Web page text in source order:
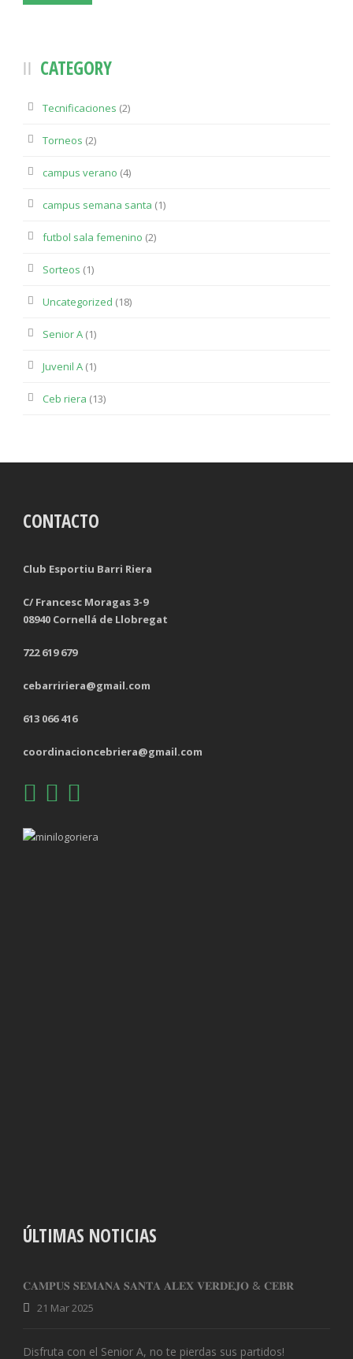
CATEGORY
Tecnificaciones (2)
Torneos (2)
campus verano (4)
campus semana santa (1)
futbol sala femenino (2)
Sorteos (1)
Uncategorized (18)
Senior A (1)
Juvenil A (1)
Ceb riera (13)
CONTACTO
Club Esportiu Barri Riera
C/ Francesc Moragas 3-9
08940 Cornellá de Llobregat
722 619 679
cebarririera@gmail.com
613 066 416
coordinacioncebriera@gmail.com
ÚLTIMAS NOTICIAS
𝐂𝐀𝐌𝐏𝐔𝐒 𝐒𝐄𝐌𝐀𝐍𝐀 𝐒𝐀𝐍𝐓𝐀 𝐀𝐋𝐄𝐗 𝐕𝐄𝐑𝐃𝐄𝐉𝐎 & 𝐂𝐄𝐁𝐑
21 Mar 2025
Disfruta con el Senior A, no te pierdas sus partidos!